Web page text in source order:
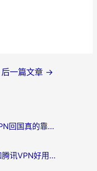
后一篇文章 →
海外党必看：电脑免费VPN回国真的靠谱吗？附实测对比与最优方案指南
海外党必看：ChickCN和腾讯VPN好用吗？3招选对回国加速器，告别地区限制